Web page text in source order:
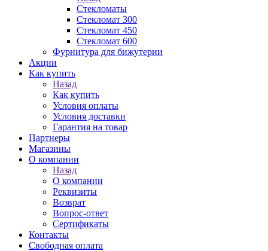
Стекломаты
Стекломат 300
Стекломат 450
Стекломат 600
Фурнитура для бижутерии
Акции
Как купить
Назад
Как купить
Условия оплаты
Условия доставки
Гарантия на товар
Партнеры
Магазины
О компании
Назад
О компании
Реквизиты
Возврат
Вопрос-ответ
Сертификаты
Контакты
Свободная оплата